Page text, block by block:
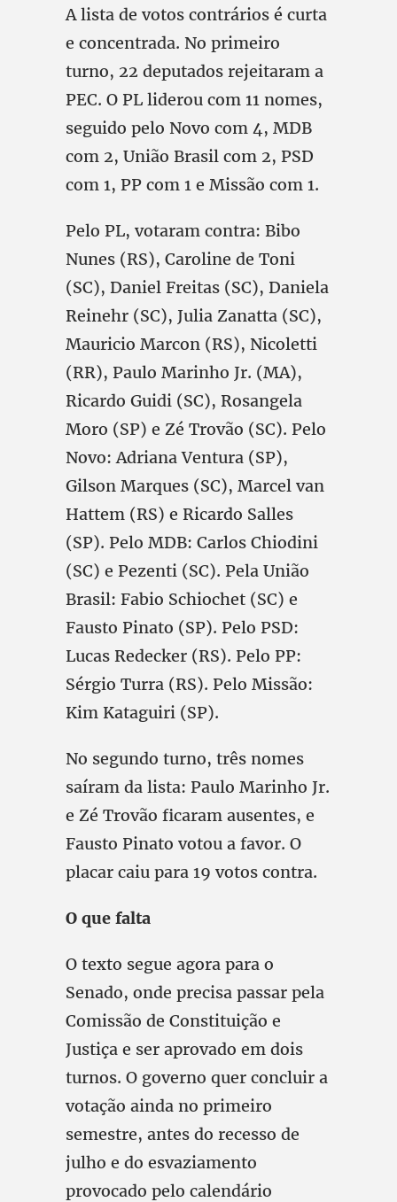
A lista de votos contrários é curta
e concentrada. No primeiro
turno, 22 deputados rejeitaram a
PEC. O PL liderou com 11 nomes,
seguido pelo Novo com 4, MDB
com 2, União Brasil com 2, PSD
com 1, PP com 1 e Missão com 1.
Pelo PL, votaram contra: Bibo
Nunes (RS), Caroline de Toni
(SC), Daniel Freitas (SC), Daniela
Reinehr (SC), Julia Zanatta (SC),
Mauricio Marcon (RS), Nicoletti
(RR), Paulo Marinho Jr. (MA),
Ricardo Guidi (SC), Rosangela
Moro (SP) e Zé Trovão (SC). Pelo
Novo: Adriana Ventura (SP),
Gilson Marques (SC), Marcel van
Hattem (RS) e Ricardo Salles
(SP). Pelo MDB: Carlos Chiodini
(SC) e Pezenti (SC). Pela União
Brasil: Fabio Schiochet (SC) e
Fausto Pinato (SP). Pelo PSD:
Lucas Redecker (RS). Pelo PP:
Sérgio Turra (RS). Pelo Missão:
Kim Kataguiri (SP).
No segundo turno, três nomes
saíram da lista: Paulo Marinho Jr.
e Zé Trovão ficaram ausentes, e
Fausto Pinato votou a favor. O
placar caiu para 19 votos contra.
O que falta
O texto segue agora para o
Senado, onde precisa passar pela
Comissão de Constituição e
Justiça e ser aprovado em dois
turnos. O governo quer concluir a
votação ainda no primeiro
semestre, antes do recesso de
julho e do esvaziamento
provocado pelo calendário